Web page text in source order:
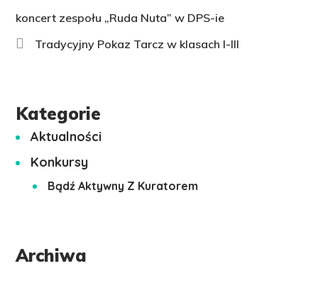
koncert zespołu „Ruda Nuta” w DPS-ie
Tradycyjny Pokaz Tarcz w klasach I-III
Kategorie
Aktualności
Konkursy
Bądź Aktywny Z Kuratorem
Archiwa